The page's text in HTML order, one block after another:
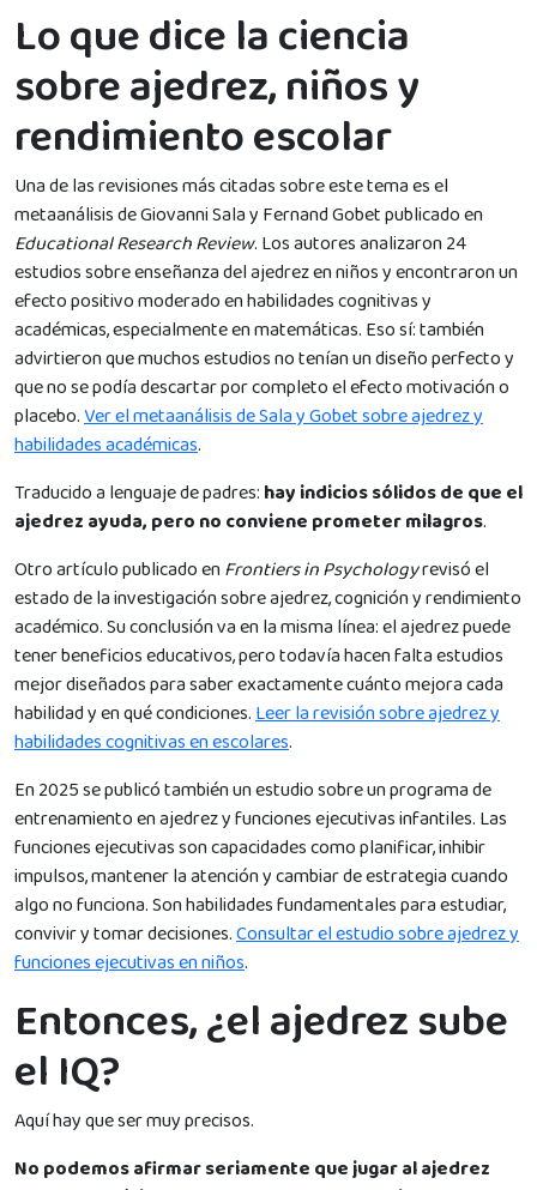
Lo que dice la ciencia
sobre ajedrez, niños y
rendimiento escolar
Una de las revisiones más citadas sobre este tema es el
metaanálisis de Giovanni Sala y Fernand Gobet publicado en
Educational Research Review. Los autores analizaron 24
estudios sobre enseñanza del ajedrez en niños y encontraron un
efecto positivo moderado en habilidades cognitivas y
académicas, especialmente en matemáticas. Eso sí: también
advirtieron que muchos estudios no tenían un diseño perfecto y
que no se podía descartar por completo el efecto motivación o
placebo.Ver el metaanálisis de Sala y Gobet sobre ajedrez y
habilidades académicas.
Traducido a lenguaje de padres: hay indicios sólidos de que el
ajedrez ayuda, pero no conviene prometer milagros.
Otro artículo publicado enFrontiers in Psychologyrevisó el
estado de la investigación sobre ajedrez, cognición y rendimiento
académico. Su conclusión va en la misma línea: el ajedrez puede
tener beneficios educativos, pero todavía hacen falta estudios
mejor diseñados para saber exactamente cuánto mejora cada
habilidad y en qué condiciones.Leer la revisión sobre ajedrez y
habilidades cognitivas en escolares.
En 2025 se publicó también un estudio sobre un programa de
entrenamiento en ajedrez y funciones ejecutivas infantiles. Las
funciones ejecutivas son capacidades como planificar, inhibir
impulsos, mantener la atención y cambiar de estrategia cuando
algo no funciona. Son habilidades fundamentales para estudiar,
convivir y tomar decisiones.Consultar el estudio sobre ajedrez y
funciones ejecutivas en niños.
Entonces, ¿el ajedrez sube
el IQ?
Aquí hay que ser muy precisos.
No podemos afirmar seriamente que jugar al ajedrez